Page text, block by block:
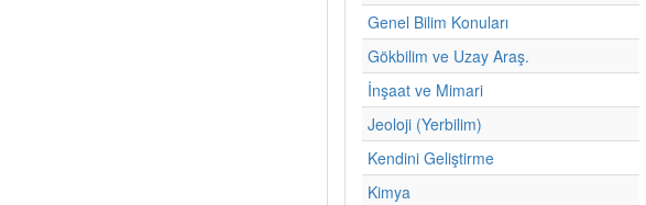
Genel Bilim Konuları
Gökbilim ve Uzay Araş.
İnşaat ve Mimari
Jeoloji (Yerbilim)
Kendini Geliştirme
Kimya